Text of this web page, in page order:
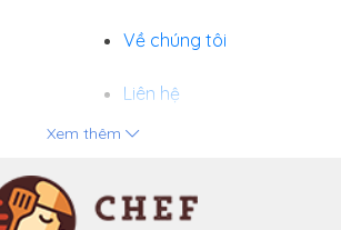
Về chúng tôi
Liên hệ
Tuyển dụng
Xem thêm